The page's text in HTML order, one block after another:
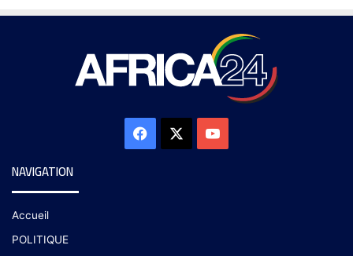
NAVIGATION
Accueil
POLITIQUE